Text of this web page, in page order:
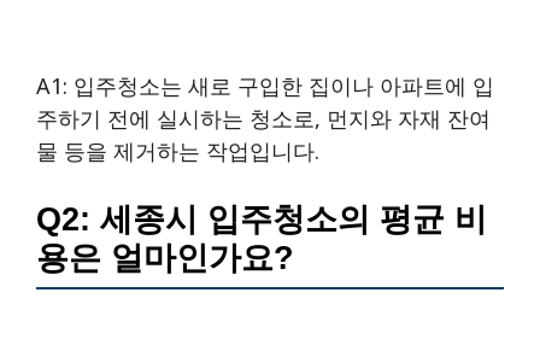
A1: 입주청소는 새로 구입한 집이나 아파트에 입
주하기 전에 실시하는 청소로, 먼지와 자재 잔여
물 등을 제거하는 작업입니다.
Q2: 세종시 입주청소의 평균 비
용은 얼마인가요?